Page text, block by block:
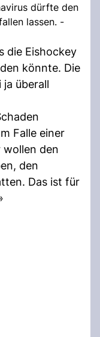
dürfte den
lassen. -
die Eishockey
könnte. Die
ja überall
Falle einer
wollen den
den
Das ist für